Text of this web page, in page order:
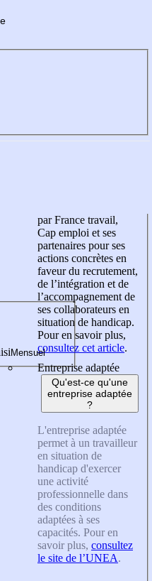
par France travail,
Cap emploi et ses
partenaires pour ses
actions concrètes en
faveur du recrutement,
de l’intégration et de
l’accompagnement de
ses collaborateurs en
situation de handicap.
Pour en savoir plus,
consultez cet article.
Entreprise adaptée
Qu'est-ce qu'une
entreprise adaptée
?
L'entreprise adaptée
permet à un travailleur
en situation de
handicap d'exercer
une activité
professionnelle dans
des conditions
adaptées à ses
capacités. Pour en
savoir plus, consultez
le site de l’UNEA.